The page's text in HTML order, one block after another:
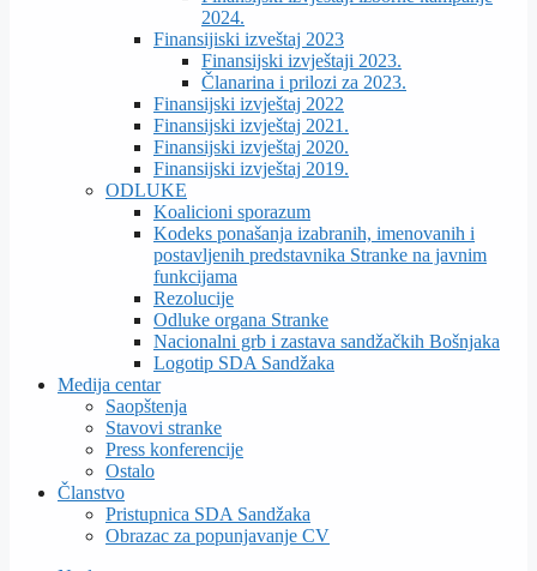
2024.
Finansijiski izveštaj 2023
Finansijski izvještaji 2023.
Članarina i prilozi za 2023.
Finansijski izvještaj 2022
Finansijski izvještaj 2021.
Finansijski izvještaj 2020.
Finansijski izvještaj 2019.
ODLUKE
Koalicioni sporazum
Kodeks ponašanja izabranih, imenovanih i
postavljenih predstavnika Stranke na javnim
funkcijama
Rezolucije
Odluke organa Stranke
Nacionalni grb i zastava sandžačkih Bošnjaka
Logotip SDA Sandžaka
Medija centar
Saopštenja
Stavovi stranke
Press konferencije
Ostalo
Članstvo
Pristupnica SDA Sandžaka
Obrazac za popunjavanje CV